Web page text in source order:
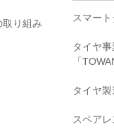
り組み スマー
タイヤ
「
タイヤ
スペア